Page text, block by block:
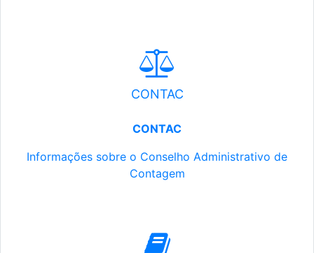
CONTAC
CONTAC
Informações sobre o Conselho Administrativo de
Contagem